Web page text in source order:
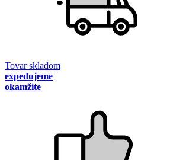
Tovar skladom
expedujeme
okamžite